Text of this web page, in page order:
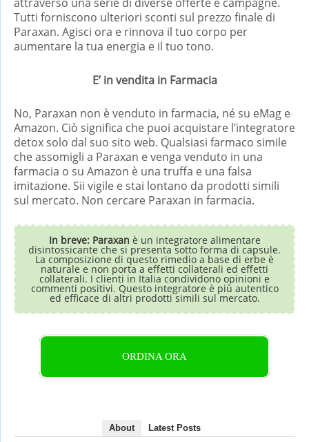
Tutti forniscono ulteriori sconti sul prezzo finale di
Paraxan. Agisci ora e rinnova il tuo corpo per
aumentare la tua energia e il tuo tono.
E’ in vendita in Farmacia
No, Paraxan non è venduto in farmacia, né su eMag e
Amazon. Ciò significa che puoi acquistare l’integratore
detox solo dal suo sito web. Qualsiasi farmaco simile
che assomigli a Paraxan e venga venduto in una
farmacia o su Amazon è una truffa e una falsa
imitazione. Sii vigile e stai lontano da prodotti simili
sul mercato. Non cercare Paraxan in farmacia.
In breve: Paraxan è un integratore alimentare
disintossicante che si presenta sotto forma di capsule.
La composizione di questo rimedio a base di erbe è
naturale e non porta a effetti collaterali ed effetti
collaterali. I clienti in Italia condividono opinioni e
commenti positivi. Questo integratore è più autentico
ed efficace di altri prodotti simili sul mercato.
ORDINA ORA
About Latest Posts